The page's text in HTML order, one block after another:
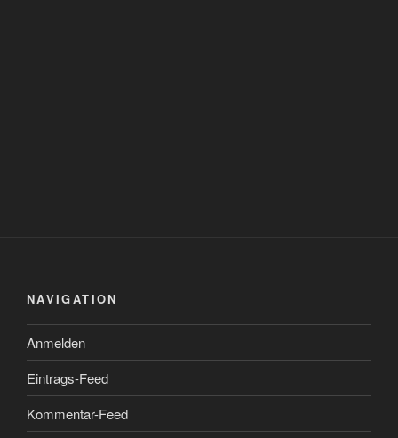
NAVIGATION
Anmelden
Eintrags-Feed
Kommentar-Feed